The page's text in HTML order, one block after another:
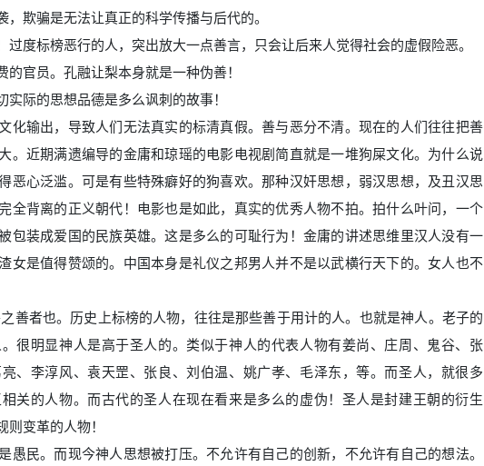
欺骗是无法让真正的科学传播与后代的。
度标榜恶行的人，突出放大一点善言，只会让后来人觉得社会的虚假险恶。
官员。孔融让梨本身就是一种伪善！
际的思想品德是多么讽刺的故事！
化输出，导致人们无法真实的标清真假。善与恶分不清。现在的人们往往把善
。近期满遗编导的金庸和琼瑶的电影电视剧简直就是一堆狗屎文化。为什么说
恶心泛滥。可是有些特殊癖好的狗喜欢。那种汉奸思想，弱汉思想，及丑汉思
全背离的正义朝代！电影也是如此，真实的优秀人物不拍。拍什么叶问，一个
包装成爱国的民族英雄。这是多么的可耻行为！金庸的讲述思维里汉人没有一
女是值得赞颂的。中国本身是礼仪之邦男人并不是以武横行天下的。女人也不
善者也。历史上标榜的人物，往往是那些善于用计的人。也就是神人。老子的
很明显神人是高于圣人的。类似于神人的代表人物有姜尚、庄周、鬼谷、张
、李淳风、袁天罡、张良、刘伯温、姚广孝、毛泽东，等。而圣人，就很多
关的人物。而古代的圣人在现在看来是多么的虚伪！圣人是封建王朝的衍生
变革的人物！
愚民。而现今神人思想被打压。不允许有自己的创新，不允许有自己的想法。